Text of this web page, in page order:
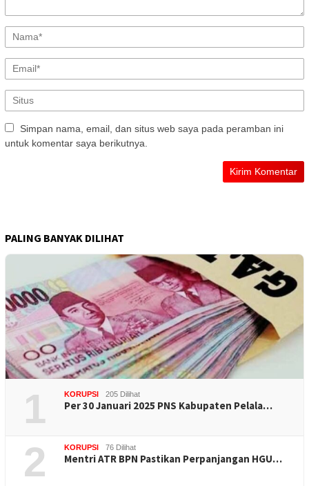
Simpan nama, email, dan situs web saya pada peramban ini
untuk komentar saya berikutnya.
PALING BANYAK DILIHAT
1 KORUPSI 205 Dilihat
Per 30 Januari 2025 PNS Kabupaten Pelala…
2 KORUPSI 76 Dilihat
Mentri ATR BPN Pastikan Perpanjangan HGU…